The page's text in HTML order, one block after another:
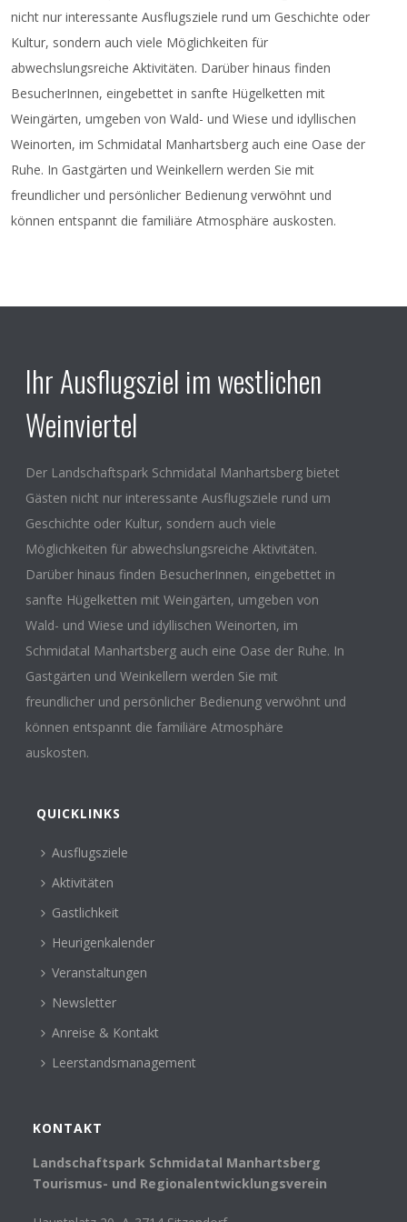
nicht nur interessante Ausflugsziele rund um Geschichte oder
Kultur, sondern auch viele Möglichkeiten für
abwechslungsreiche Aktivitäten. Darüber hinaus finden
BesucherInnen, eingebettet in sanfte Hügelketten mit
Weingärten, umgeben von Wald- und Wiese und idyllischen
Weinorten, im Schmidatal Manhartsberg auch eine Oase der
Ruhe. In Gastgärten und Weinkellern werden Sie mit
freundlicher und persönlicher Bedienung verwöhnt und
können entspannt die familiäre Atmosphäre auskosten.
Ihr Ausflugsziel im westlichen
Weinviertel
Der Landschaftspark Schmidatal Manhartsberg bietet
Gästen nicht nur interessante Ausflugsziele rund um
Geschichte oder Kultur, sondern auch viele
Möglichkeiten für abwechslungsreiche Aktivitäten.
Darüber hinaus finden BesucherInnen, eingebettet in
sanfte Hügelketten mit Weingärten, umgeben von
Wald- und Wiese und idyllischen Weinorten, im
Schmidatal Manhartsberg auch eine Oase der Ruhe. In
Gastgärten und Weinkellern werden Sie mit
freundlicher und persönlicher Bedienung verwöhnt und
können entspannt die familiäre Atmosphäre
auskosten.
QUICKLINKS
Ausflugsziele
Aktivitäten
Gastlichkeit
Heurigenkalender
Veranstaltungen
Newsletter
Anreise & Kontakt
Leerstandsmanagement
KONTAKT
Landschaftspark Schmidatal Manhartsberg
Tourismus- und Regionalentwicklungsverein